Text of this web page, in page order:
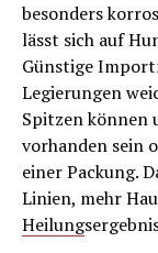
besonders
lässt sich auf
Günstige
Legierungen
Spitzen können
vorhanden sein
einer Packung.
Linien, mehr
Heilung